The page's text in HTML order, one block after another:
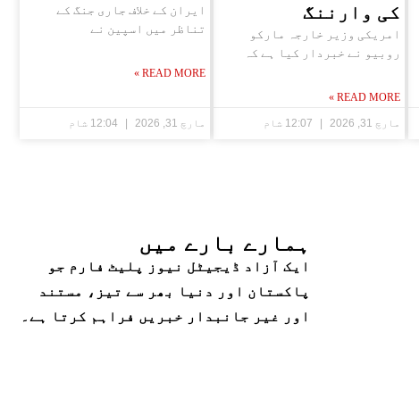
کی وارننگ
امریکی وزیر خارجہ مارکو
روبیو نے خبردار کیا ہے کہ
READ MORE »
مارچ 31, 2026
ایران کے خلاف جاری جنگ کے
تناظر میں اسپین نے
READ MORE »
مارچ 31, 2026
ہمارے بارے میں
ایک آزاد ڈیجیٹل نیوز پلیٹ فارم جو
پاکستان اور دنیا بھر سے تیز، مستند
اور غیر جانبدار خبریں فراہم کرتا ہے۔